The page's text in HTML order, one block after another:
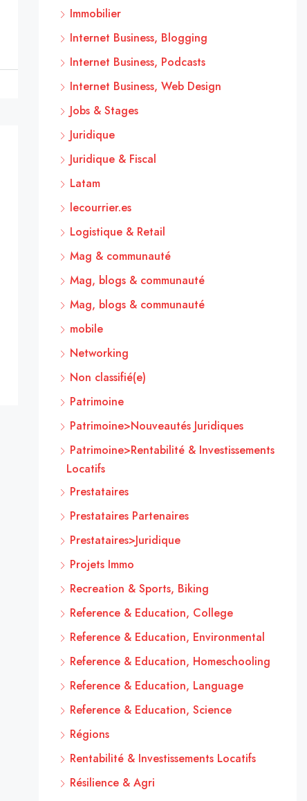
Immobilier
Internet Business, Blogging
Internet Business, Podcasts
Internet Business, Web Design
Jobs & Stages
Juridique
Juridique & Fiscal
Latam
lecourrier.es
Logistique & Retail
Mag & communauté
Mag, blogs & communauté
Mag, blogs & communauté
mobile
Networking
Non classifié(e)
Patrimoine
Patrimoine>Nouveautés Juridiques
Patrimoine>Rentabilité & Investissements
Locatifs
Prestataires
Prestataires Partenaires
Prestataires>Juridique
Projets Immo
Recreation & Sports, Biking
Reference & Education, College
Reference & Education, Environmental
Reference & Education, Homeschooling
Reference & Education, Language
Reference & Education, Science
Régions
Rentabilité & Investissements Locatifs
Résilience & Agri